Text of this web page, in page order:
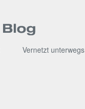
Vernetzt unterwegs